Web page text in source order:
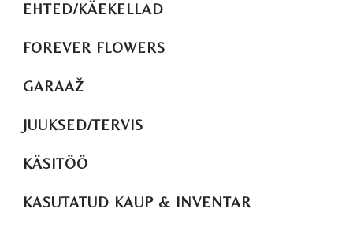
EHTED/KÄEKELLAD
FOREVER FLOWERS
GARAAŽ
JUUKSED/TERVIS
KÄSITÖÖ
KASUTATUD KAUP & INVENTAR